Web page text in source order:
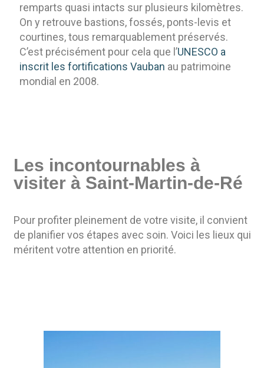
remparts quasi intacts sur plusieurs kilomètres.
On y retrouve bastions, fossés, ponts-levis et
courtines, tous remarquablement préservés.
C’est précisément pour cela que l’UNESCO a
inscrit les fortifications Vauban au patrimoine
mondial en 2008.
Les incontournables à
visiter à Saint-Martin-de-Ré
Pour profiter pleinement de votre visite, il convient
de planifier vos étapes avec soin. Voici les lieux qui
méritent votre attention en priorité.